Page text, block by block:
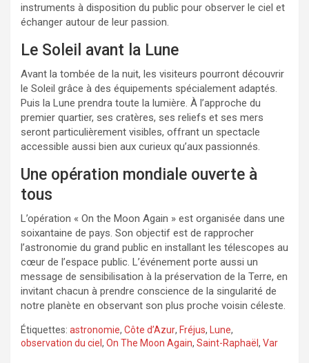
instruments à disposition du public pour observer le ciel et
échanger autour de leur passion.
Le Soleil avant la Lune
Avant la tombée de la nuit, les visiteurs pourront découvrir
le Soleil grâce à des équipements spécialement adaptés.
Puis la Lune prendra toute la lumière. À l’approche du
premier quartier, ses cratères, ses reliefs et ses mers
seront particulièrement visibles, offrant un spectacle
accessible aussi bien aux curieux qu’aux passionnés.
Une opération mondiale ouverte à
tous
L’opération « On the Moon Again » est organisée dans une
soixantaine de pays. Son objectif est de rapprocher
l’astronomie du grand public en installant les télescopes au
cœur de l’espace public. L’événement porte aussi un
message de sensibilisation à la préservation de la Terre, en
invitant chacun à prendre conscience de la singularité de
notre planète en observant son plus proche voisin céleste.
Étiquettes: astronomie, Côte d’Azur, Fréjus, Lune,
observation du ciel , On The Moon Again, Saint-Raphaël , Var